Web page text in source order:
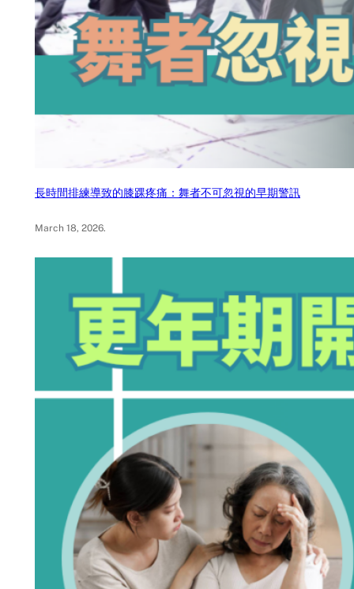
長時間排練導致的膝踝疼痛：舞者不可忽視的早期警訊
March 18, 2026.